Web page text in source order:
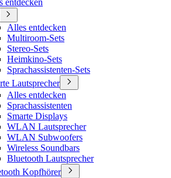
entdecken
Alles entdecken
Multiroom-Sets
Stereo-Sets
Heimkino-Sets
Sprachassistenten-Sets
Lautsprecher
Alles entdecken
Sprachassistenten
Smarte Displays
WLAN Lautsprecher
WLAN Subwoofers
Wireless Soundbars
Bluetooth Lautsprecher
Kopfhörer